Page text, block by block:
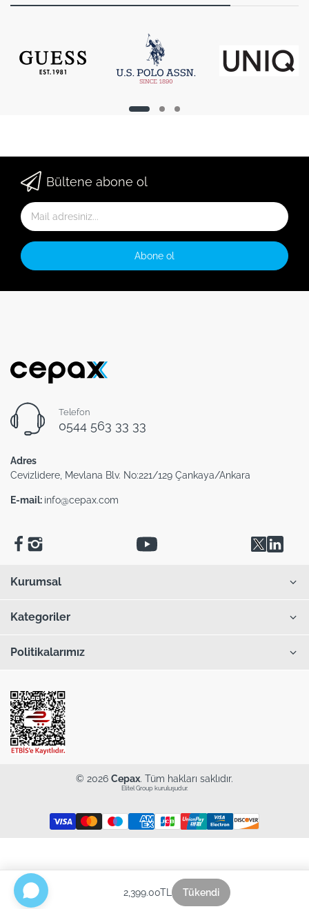
2,399.00TL Tükendi
Bültene abone ol
Abone ol
Telefon
0544 563 33 33
Adres
Cevizlidere, Mevlana Blv. No:221/129 Çankaya/Ankara
E-mail: info@cepax.com
Kurumsal
Kategoriler
Politikalarımız
© 2026 Cepax. Tüm hakları saklıdır.
Elitel Group kuruluşudur.